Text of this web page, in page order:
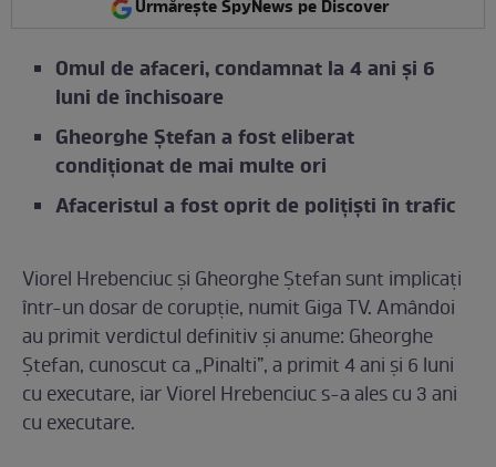
Urmărește SpyNews pe Discover
Omul de afaceri, condamnat la 4 ani și 6
luni de închisoare
Gheorghe Ștefan a fost eliberat
condiționat de mai multe ori
Afaceristul a fost oprit de poliţişti în trafic
Viorel Hrebenciuc și Gheorghe Ștefan sunt implicați
într-un dosar de corupție, numit Giga TV. Amândoi
au primit verdictul definitiv și anume: Gheorghe
Ștefan, cunoscut ca „Pinalti”, a primit 4 ani și 6 luni
cu executare, iar Viorel Hrebenciuc s-a ales cu 3 ani
cu executare.